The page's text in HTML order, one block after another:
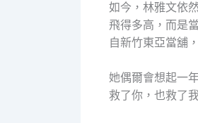
如今，林雅文依
飛得多高，而是
自新竹東亞當舖
她偶爾會想起一
救了你，也救了